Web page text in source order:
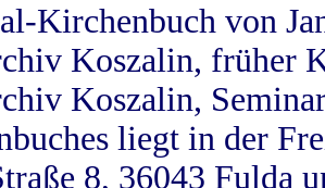
Kirchenbuch von
Koszalin, früher
Koszalin,
liegt in der
8, 36043 Fulda